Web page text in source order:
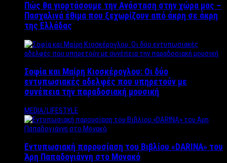
Πώς θα γιορτάσουμε την Ανάσταση στην χώρα μας –
Πασχαλινά έθιμα που ξεχωρίζουν από άκρη σε άκρη
της Ελλάδας
Σοφία και Μαίρη Κιοσκέρογλου: Οι δύο
εντυπωσιακές αδελφές που υπηρετούν με
συνέπεια την παραδοσιακή μουσική
MEDIA/LIFESTYLE
Εντυπωσιακή παρουσίαση του Βιβλίου «DARINA» του
Άρη Παπαδογιάννη στο Μονακό